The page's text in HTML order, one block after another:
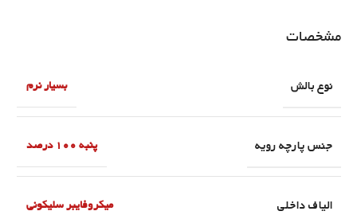
مشخصات
نوع بالش بسیار نرم
جنس پارچه رویه پنبه 100 درصد
الیاف داخلی میکروفایبر سلیکونی